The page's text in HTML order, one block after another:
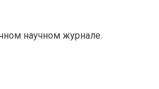
научном журнале.